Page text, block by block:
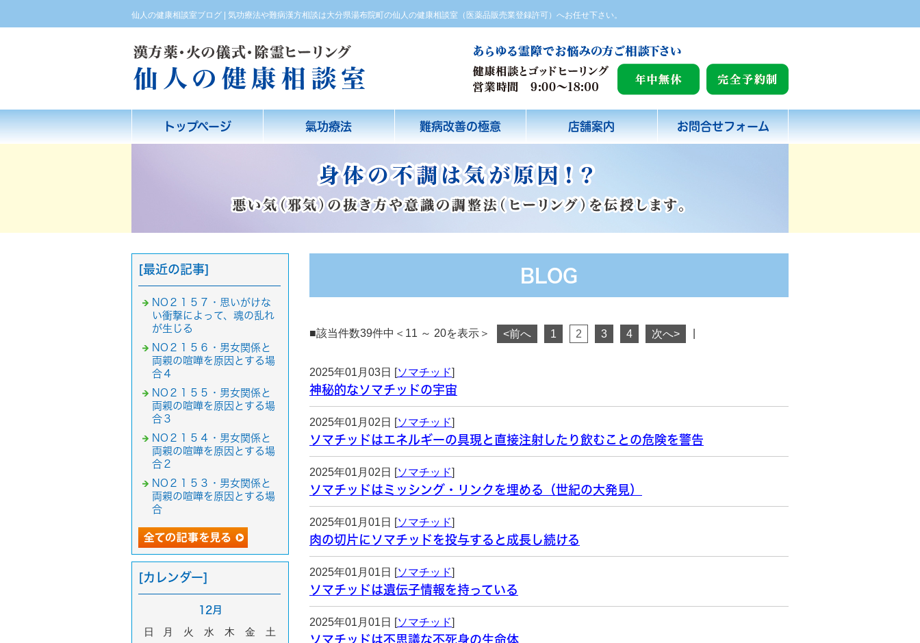
仙人の健康相談室ブログ | 気功療法や難病漢方相談は大分県湯布院町の仙人の健康相談室（医薬品販売業登録許可）へお任せ下さい。
トップページ 氣功療法 難病改善の極意 店舗案内 お問合せフォーム
BLOG
■該当件数39件中＜11 ～ 20を表示＞ <前へ 1 2 3 4 次へ>
2025年01月03日 [ソマチッド]
神秘的なソマチッドの宇宙
2025年01月02日 [ソマチッド]
ソマチッドはエネルギーの具現と直接注射したり飲むことの危険を警告
2025年01月02日 [ソマチッド]
ソマチッドはミッシング・リンクを埋める（世紀の大発見）
2025年01月01日 [ソマチッド]
肉の切片にソマチッドを投与すると成長し続ける
2025年01月01日 [ソマチッド]
ソマチッドは遺伝子情報を持っている
2025年01月01日 [ソマチッド]
ソマチッドは不思議な不死身の生命体
[最近の記事]
NO２１５７・思いがけな
い衝撃によって、魂の乱れ
が生じる
NO２１５６・男女関係と
両親の喧嘩を原因とする場
合４
NO２１５５・男女関係と
両親の喧嘩を原因とする場
合３
NO２１５４・男女関係と
両親の喧嘩を原因とする場
合２
NO２１５３・男女関係と
両親の喧嘩を原因とする場
合
[カレンダー]
12月
日 月 火 水 木 金 土